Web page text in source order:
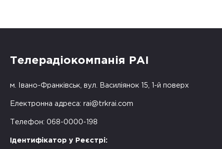
Телерадіокомпанія РАІ
м. Івано-Франківськ, вул. Василіянок 15, 1-й поверх
Електронна адреса: rai@trkrai.com
Телефон: 068-0000-198
Ідентифікатор у Реєстрі: